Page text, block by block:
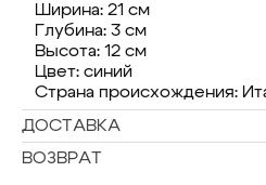
Ширина: 21 см
Глубина: 3 см
Высота: 12 см
Цвет: синий
Страна происхождения:
ДОСТАВКА
ВОЗВРАТ